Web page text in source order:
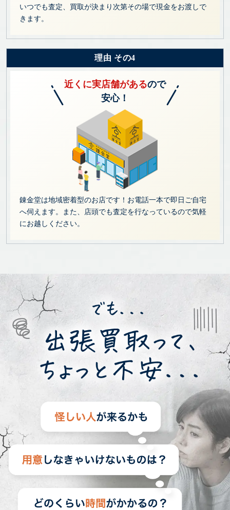
いつでも査定、買取が決まり次第その場で現金をお渡しで
きます。
理由 その4
近くに実店舗があるので
安心！
錬金堂は地域密着型のお店です！お電話一本で即日ご自宅
へ伺えます。また、店頭でも査定を行なっているので気軽
にお越しください。